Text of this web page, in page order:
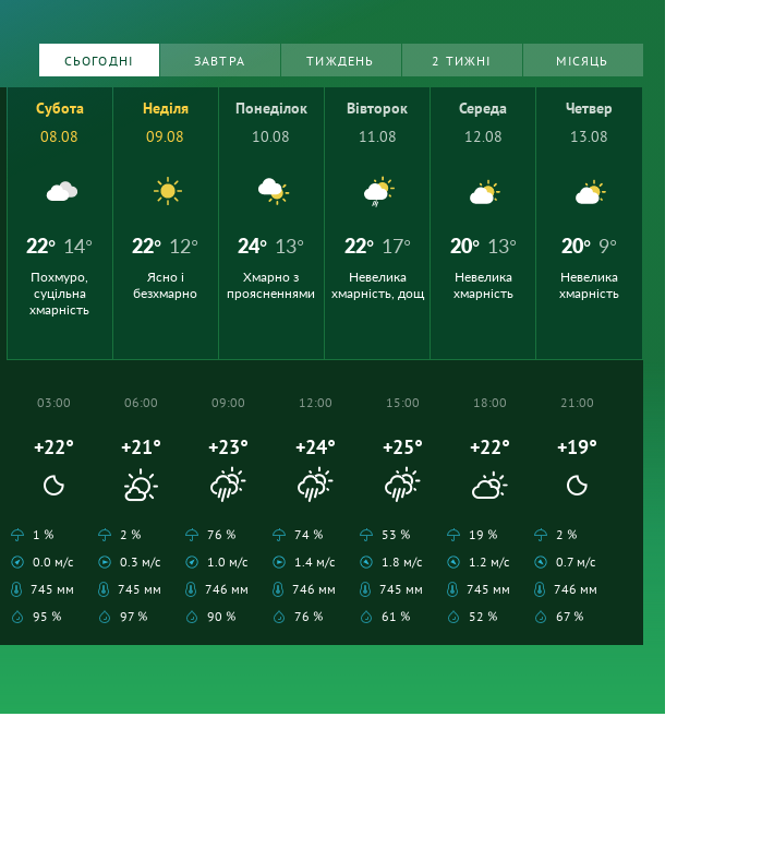
СЬОГОДНІ ЗАВТРА ТИЖДЕНЬ 2 ТИЖНІ МІСЯЦЬ
Субота
08.08
22° 14°
Похмуро,
суцільна
хмарність
Неділя
09.08
22° 12°
Ясно і
безхмарно
Понеділок
10.08
24° 13°
Хмарно з
проясненнями
Вівторок
11.08
22° 17°
Невелика
хмарність, дощ
Середа
12.08
20° 13°
Невелика
хмарність
Четвер
13.08
20° 9°
Невелика
хмарність
03:00
+22°
1 %
0.0 м/с
745 мм
95 %
06:00
+21°
2 %
0.3 м/с
745 мм
97 %
09:00
+23°
76 %
1.0 м/с
746 мм
90 %
12:00
+24°
74 %
1.4 м/с
746 мм
76 %
15:00
+25°
53 %
1.8 м/с
745 мм
61 %
18:00
+22°
19 %
1.2 м/с
745 мм
52 %
21:00
+19°
2 %
0.7 м/с
746 мм
67 %